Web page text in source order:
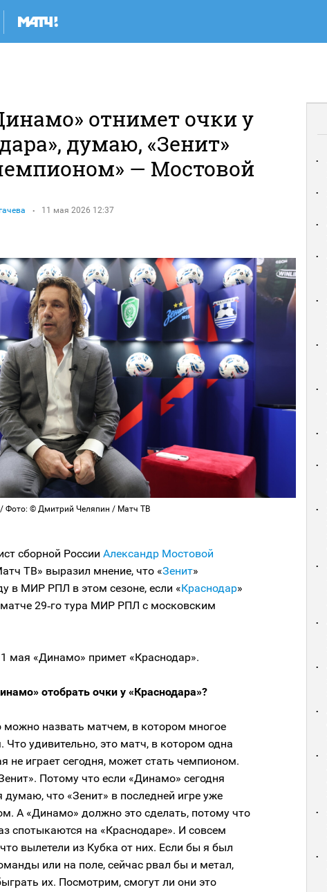
отнимет очки у
думаю, «Зенит»
— Мостовой
11 мая 2026 12:37
Фото: © Дмитрий Челяпин / Матч ТВ
сборной России Александр Мостовой
ТВ» выразил мнение, что «Зенит»
в МИР РПЛ в этом сезоне, если «Краснодар»
матче 29‑го тура МИР РПЛ с московским
мая «Динамо» примет «Краснодар».
отобрать очки у «Краснодара»?
назвать матчем, в котором многое
Что удивительно, это матч, в котором одна
не играет сегодня, может стать чемпионом.
Потому что если «Динамо» сегодня
думаю, что «Зенит» в последней игре уже
А «Динамо» должно это сделать, потому что
спотыкаются на «Краснодаре». И совсем
вылетели из Кубка от них. Если бы я был
или на поле, сейчас рвал бы и метал,
их. Посмотрим, смогут ли они это